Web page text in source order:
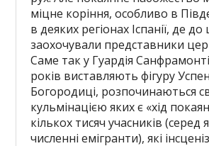
міцне коріння, особливо в
в деяких регіонах Іспанії, де до
заохочували представники
Саме так у Гуардія
років виставляють фігуру
Богородиці, розпочинаються
кульмінацією яких є «хід
кількох тисяч учасників (серед
численні емігранти), які